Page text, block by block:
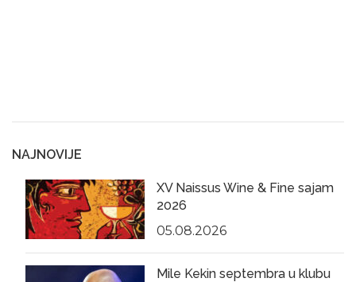
NAJNOVIJE
XV Naissus Wine & Fine sajam
2026
05.08.2026
Mile Kekin septembra u klubu